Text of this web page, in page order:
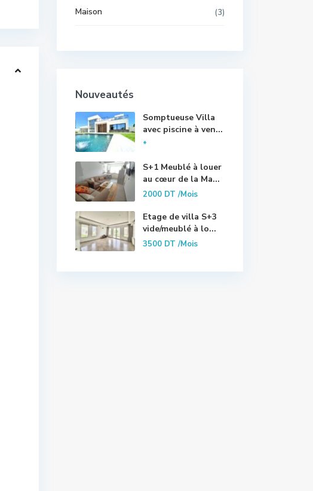
Maison (3)
Nouveautés
Somptueuse Villa
avec piscine à ven...
*
S+1 Meublé à louer
au cœur de la Ma...
2000 DT/Mois
Etage de villa S+3
vide/meublé à lo...
3500 DT/Mois